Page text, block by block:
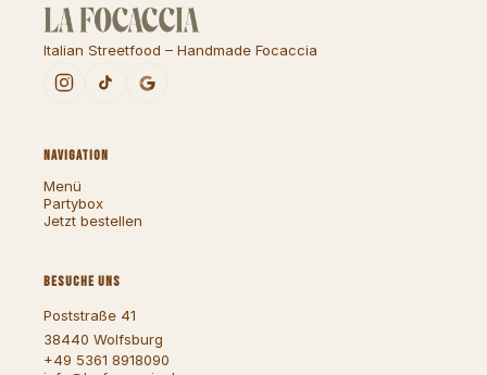
Italian Streetfood – Handmade Focaccia
NAVIGATION
Menü
Partybox
Jetzt bestellen
BESUCHE UNS
Poststraße 41
38440 Wolfsburg
+49 5361 8918090